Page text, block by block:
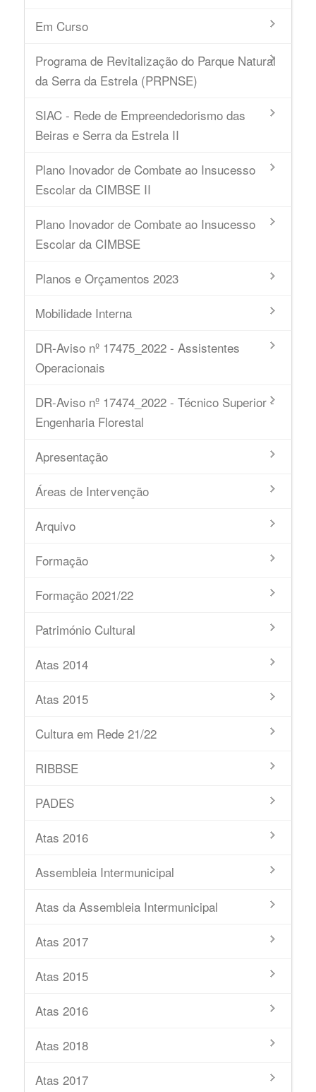
Em Curso
Programa de Revitalização do Parque Natural
da Serra da Estrela (PRPNSE)
SIAC - Rede de Empreendedorismo das
Beiras e Serra da Estrela II
Plano Inovador de Combate ao Insucesso
Escolar da CIMBSE II
Plano Inovador de Combate ao Insucesso
Escolar da CIMBSE
Planos e Orçamentos 2023
Mobilidade Interna
DR-Aviso nº 17475_2022 - Assistentes
Operacionais
DR-Aviso nº 17474_2022 - Técnico Superior -
Engenharia Florestal
Apresentação
Áreas de Intervenção
Arquivo
Formação
Formação 2021/22
Património Cultural
Atas 2014
Atas 2015
Cultura em Rede 21/22
RIBBSE
PADES
Atas 2016
Assembleia Intermunicipal
Atas da Assembleia Intermunicipal
Atas 2017
Atas 2015
Atas 2016
Atas 2018
Atas 2017